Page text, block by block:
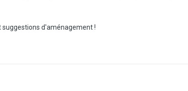
suggestions d'aménagement !